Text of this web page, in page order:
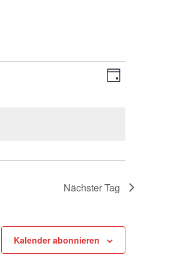
Tag
Nächster Tag
Kalender abonnieren